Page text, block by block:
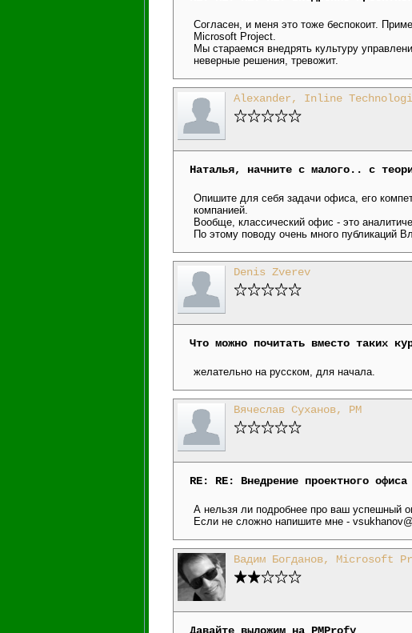
Согласен, и меня это тоже беспокоит.
Microsoft Project.
Мы стараемся внедрять культуру
неверные решения, тревожит.
Alexander, Inline
Наталья, начните с малого.. с
Опишите для себя задачи офиса, его
компанией.
Вообще, классический офис - это
По этому поводу очень много публикаций
Denis Zverev
Что можно почитать вместо таких
желательно на русском, для начала.
Вячеслав Суханов, РМ
RE: RE: Внедрение проектного
А нельзя ли подробнее про ваш успешный
Если не сложно напишите мне -
Вадим Богданов, Microsoft